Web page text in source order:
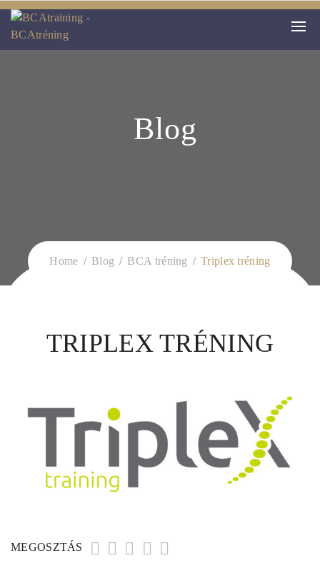
Blog
Home Blog BCA tréning Triplex tréning
TRIPLEX TRÉNING
MEGOSZTÁS